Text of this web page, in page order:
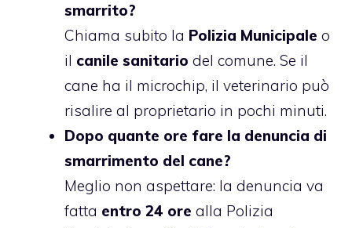
smarrito?
Chiama subito la Polizia Municipale o
il canile sanitario del comune. Se il
cane ha il microchip, il veterinario può
risalire al proprietario in pochi minuti.
Dopo quante ore fare la denuncia di
smarrimento del cane?
Meglio non aspettare: la denuncia va
fatta entro 24 ore alla Polizia